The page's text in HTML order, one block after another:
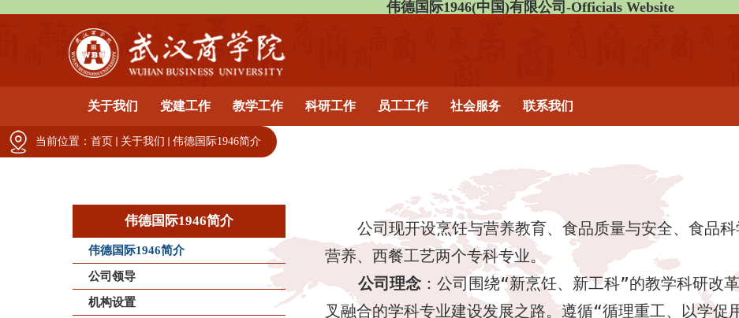
伟德国际1946(中国)有限公司-Officials Website
关于我们 党建工作 教学工作 科研工作 员工工作 社会服务 联系我们
伟德国际1946简介
伟德国际1946简介
公司领导
机构设置
公司现开设烹饪与营养教育、食品质量与安全、食品
营养、西餐工艺两个专科专业。
公司理念：公司围绕“新烹饪、新工科”的教学科研改
叉融合的学科专业建设发展之路。遵循“循理重工、以学促
当前位置： 首页 关于我们 伟德国际1946简介